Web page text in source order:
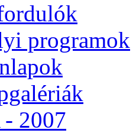
prog­ra­mok
2007